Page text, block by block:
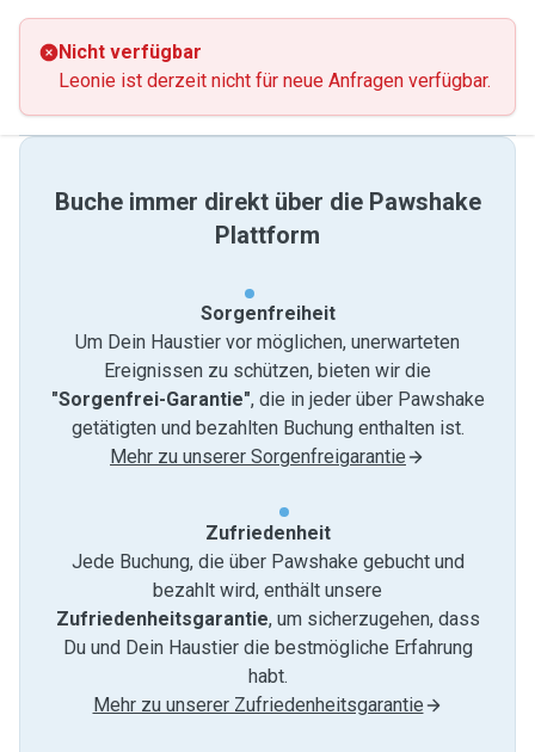
Nicht verfügbar
Leonie ist derzeit nicht für neue Anfragen verfügbar.
Buche immer direkt über die Pawshake
Plattform
Sorgenfreiheit
Um Dein Haustier vor möglichen, unerwarteten
Ereignissen zu schützen, bieten wir die
"Sorgenfrei-Garantie", die in jeder über Pawshake
getätigten und bezahlten Buchung enthalten ist.
Mehr zu unserer Sorgenfreigarantie
Zufriedenheit
Jede Buchung, die über Pawshake gebucht und
bezahlt wird, enthält unsere
Zufriedenheitsgarantie, um sicherzugehen, dass
Du und Dein Haustier die bestmögliche Erfahrung
habt.
Mehr zu unserer Zufriedenheitsgarantie